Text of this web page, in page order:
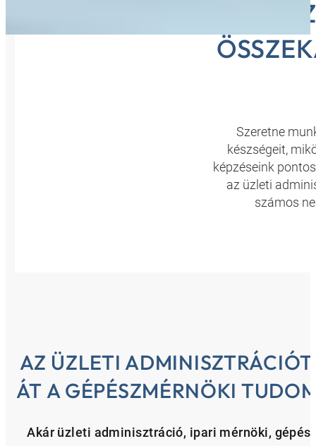
Szeretne
készségeit,
képzéseink
az üzleti
számos
AZ ÜZLETI
ÁT A GÉPÉSZMÉRNÖKI
Akár üzleti adminisztráció, ipari mérnöki,